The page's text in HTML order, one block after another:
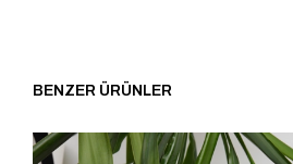
BENZER ÜRÜNLER